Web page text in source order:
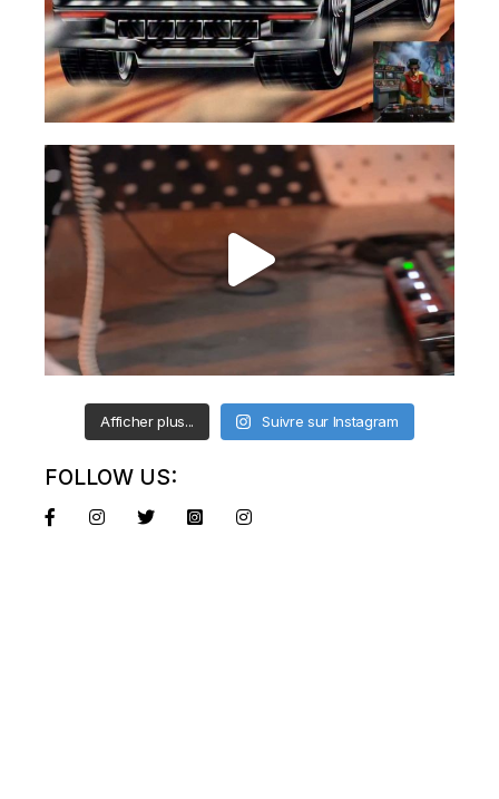
Afficher plus... Suivre sur Instagram
FOLLOW US: